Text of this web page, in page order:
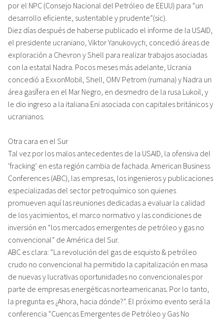
por el NPC (Consejo Nacional del Petróleo de EEUU) para “un
desarrollo eficiente, sustentable y prudente”(sic).
Diez días después de haberse publicado el informe de la USAID,
el presidente ucraniano, Viktor Yanukovych, concedió áreas de
exploración a Chevron y Shell para realizar trabajos asociadas
con la estatal Nadra. Pocos meses más adelante, Ucrania
concedió a ExxonMobil, Shell, OMV Petrom (rumana) y Nadra un
área gasífera en el Mar Negro, en desmedro de la rusa Lukoil, y
le dio ingreso a la italiana Eni asociada con capitales británicos y
ucranianos.
Otra cara en el Sur
Tal vez por los malos antecedentes de la USAID, la ofensiva del
‘fracking’ en esta región cambia de fachada. American Business
Conferences (ABC), las empresas, los ingenieros y publicaciones
especializadas del sector petroquímico son quienes
promueven aquí las reuniones dedicadas a evaluar la calidad
de los yacimientos, el marco normativo y las condiciones de
inversión en “los mercados emergentes de petróleo y gas no
convencional” de América del Sur.
ABC es clara: “La revolución del gas de esquisto & petróleo
crudo no convencional ha permitido la capitalización en masa
de nuevas y lucrativas oportunidades no convencionales por
parte de empresas energéticas norteamericanas. Por lo tanto,
la pregunta es ¿Ahora, hacia dónde?”. El próximo evento será la
conferencia “Cuencas Emergentes de Petróleo y Gas No